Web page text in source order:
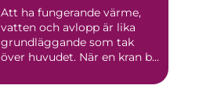
Att ha fungerande värme,
vatten och avlopp är lika
grundläggande som tak
över huvudet. När en kran b...